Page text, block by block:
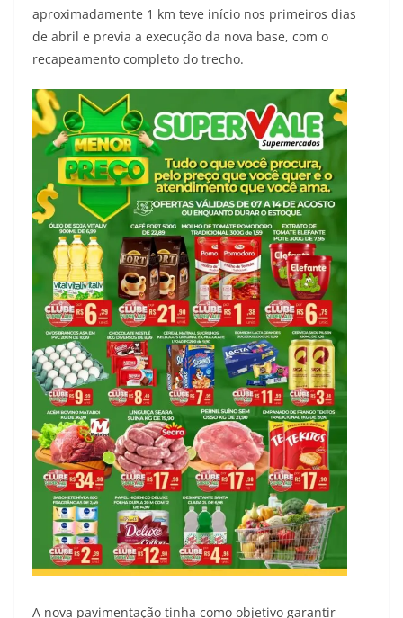
aproximadamente 1 km teve início nos primeiros dias
de abril e previa a execução da nova base, com o
recapeamento completo do trecho.
A nova pavimentação tinha como objetivo garantir